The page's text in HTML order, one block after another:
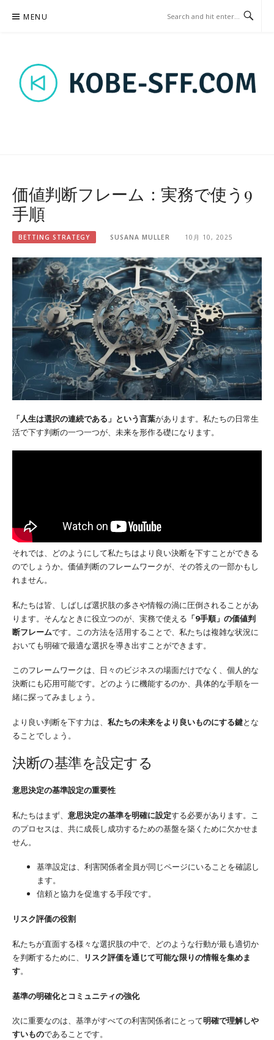
MENU
価値判断フレーム：実務で使う9
手順
BETTING STRATEGY SUSANA MULLER 10月 10, 2025
「人生は選択の連続である」という言葉があります。私たちの日常生
活で下す判断の一つ一つが、未来を形作る礎になります。
それでは、どのようにして私たちはより良い決断を下すことができる
のでしょうか。価値判断のフレームワークが、その答えの一部かもし
れません。
私たちは皆、しばしば選択肢の多さや情報の渦に圧倒されることがあ
ります。そんなときに役立つのが、実務で使える 「9手順」の価値判
断フレームです。この方法を活用することで、私たちは複雑な状況に
おいても明確で最適な選択を導き出すことができます。
このフレームワークは、日々のビジネスの場面だけでなく、個人的な
決断にも応用可能です。どのように機能するのか、具体的な手順を一
緒に探ってみましょう。
より良い判断を下す力は、 私たちの未来をより良いものにする鍵とな
ることでしょう。
決断の基準を設定する
意思決定の基準設定の重要性
私たちはまず、 意思決定の基準を明確に設定する必要があります。こ
のプロセスは、共に成長し成功するための基盤を築くために欠かせま
せん。
基準設定は、利害関係者全員が同じページにいることを確認し
ます。
信頼と協力を促進する手段です。
リスク評価の役割
私たちが直面する様々な選択肢の中で、どのような行動が最も適切か
を判断するために、
リスク評価を通じて可能な限りの情報を集めま
す。
基準の明確化とコミュニティの強化
次に重要なのは、基準がすべての利害関係者にとって明確で理解しや
すいものであることです。